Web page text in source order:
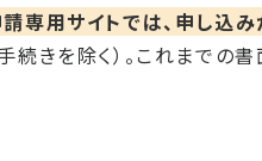
専用サイトでは、申し込
続きを除く）。これまでの